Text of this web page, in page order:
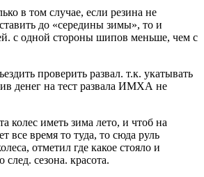
в том случае, если резина не
до «середины зимы», то и
с одной стороны шипов меньше, чем с
проверить развал. т.к. укатывать
денег на тест развала ИМХА не
колес иметь зима лето, и чтоб на
все время то туда, то сюда руль
отметил где какое стояло и
сезона. красота.